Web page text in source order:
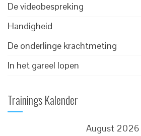
De videobespreking
Handigheid
De onderlinge krachtmeting
In het gareel lopen
Trainings Kalender
August 2026